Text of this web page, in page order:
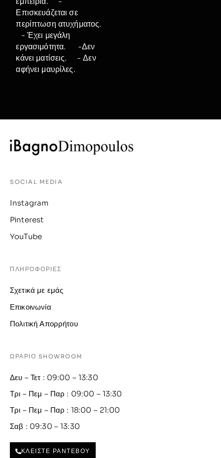
Επισκευάζεται σε
περίπτωση ατυχήματος.
- Έχει μεγάλη
εργασιμότητα. -Δεν
κάνει ματίσεις. - Δεν
αφήνει μαυρίλες.
SOCIAL MEDIA
Instagram
Pinterest
YouTube
ΠΛΗΡΟΦΟΡΙΕΣ
Σχετικά με εμάς
Επικοινωνία
Πολιτική Απορρήτου
ΩΡΑΡΙΟ SHOWROOM
Δευ – Τετ : 09:00 – 13:30
Τρι – Πεμ – Παρ : 09:00 – 13:30
Τρι – Πεμ – Παρ : 18:00 – 21:00
Σαβ : 09:30 – 13:30
ΚΛΕΙΣΤΕ ΡΑΝΤΕΒΟΥ